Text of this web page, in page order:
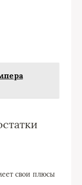
свои плюсы